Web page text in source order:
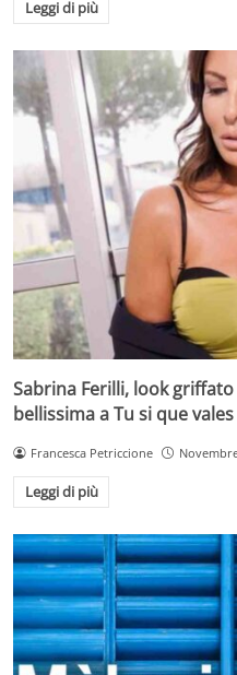
Leggi di più
Sabrina Ferilli, look
bellissima a Tu si que vales
Francesca Petriccione
Leggi di più